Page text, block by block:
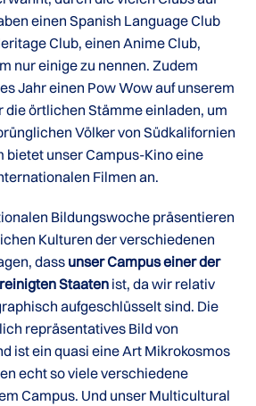
einen Spanish Language Club
Club, einen Anime Club,
nur einige zu nennen. Zudem
Jahr einen Pow Wow auf unserem
die örtlichen Stämme einladen, um
Völker von Südkalifornien
bietet unser Campus-Kino eine
Filmen an.
Bildungswoche präsentieren
Kulturen der verschiedenen
dass unser Campus einer der
Staaten ist, da wir relativ
aufgeschlüsselt sind. Die
repräsentatives Bild von
ist ein quasi eine Art Mikrokosmos
echt so viele verschiedene
Campus. Und unser Multicultural